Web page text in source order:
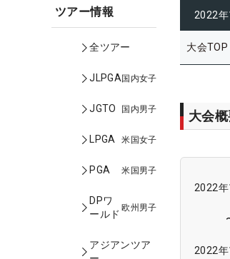
ツアー情報
全ツアー
JLPGA国内女子
JGTO 国内男子
LPGA 米国女子
PGA 米国男子
DPワ
ールド
欧州男子
アジアンツア
2022
大会TOP
大会
2022
2022